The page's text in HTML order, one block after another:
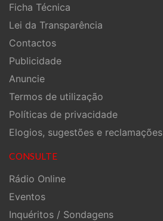
Ficha Técnica
Lei da Transparência
Contactos
Publicidade
Anuncie
Termos de utilização
Políticas de privacidade
Elogios, sugestões e reclamações
CONSULTE
Rádio Online
Eventos
Inquéritos / Sondagens